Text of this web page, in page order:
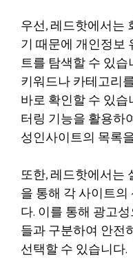
우선, 레드핫에서는
기 때문에 개인정보
트를 탐색할 수 있
키워드나 카테고리
바로 확인할 수 있
터링 기능을 활용하
성인사이트의 목록
또한, 레드핫에서는
을 통해 각 사이트
다. 이를 통해 광고
들과 구분하여 안전
선택할 수 있습니다.